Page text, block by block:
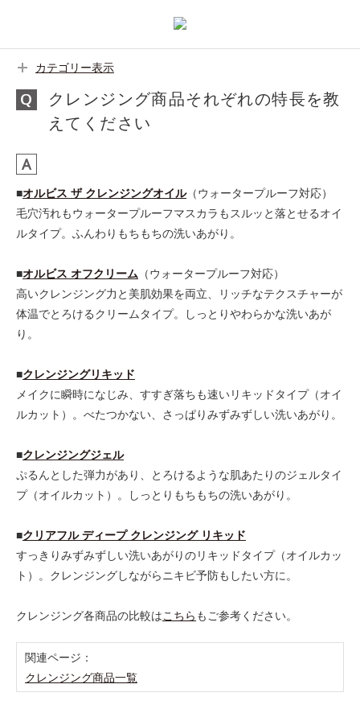
カテゴリー表示
クレンジング商品それぞれの特長を教
えてください
■オルビス ザ クレンジングオイル（ウォータープルーフ対応）
毛穴汚れもウォータープルーフマスカラもスルッと落とせるオイ
ルタイプ。ふんわりもちもちの洗いあがり。
■オルビス オフクリーム （ウォータープルーフ対応）
高いクレンジング力と美肌効果を両立、リッチなテクスチャーが
体温でとろけるクリームタイプ。しっとりやわらかな洗いあが
り。
■クレンジングリキッド
メイクに瞬時になじみ、すすぎ落ちも速いリキッドタイプ（オイ
ルカット）。べたつかない、さっぱりみずみずしい洗いあがり。
■クレンジングジェル
ぷるんとした弾力があり、とろけるような肌あたりのジェルタイ
プ（オイルカット）。しっとりもちもちの洗いあがり。
■クリアフル ディープ クレンジング リキッド
すっきりみずみずしい洗いあがりのリキッドタイプ（オイルカッ
ト）。クレンジングしながらニキビ予防もしたい方に。
クレンジング各商品の比較はこちら もご参考ください。
関連ページ：
クレンジング商品一覧